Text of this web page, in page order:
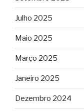
Julho 2025
Maio 2025
Março 2025
Janeiro 2025
Dezembro 2024